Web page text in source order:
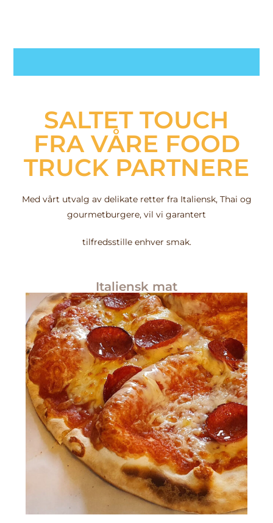
SALTET TOUCH
FRA VÅRE FOOD
TRUCK PARTNERE
Med vårt utvalg av delikate retter fra Italiensk, Thai og
gourmetburgere, vil vi garantert
tilfredsstille enhver smak.
Italiensk mat